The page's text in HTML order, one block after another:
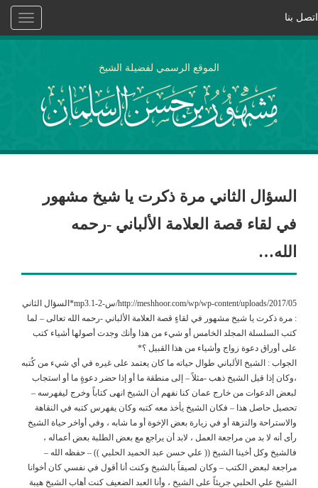
Toggle
اتصل بنا
الموقع الرسمي لفضيلة الشيخ
السؤال الثاني مرة ذكرت يا شيخ مشهور
في لقاء قصة العلامة الألباني -رحمه
الله…
http://meshhoor.com/wp/wp-content/uploads/2017/05/س-2-1.mp3*السؤال الثاني
: مرة ذكرت يا شيخ مشهور في لقاءٍ قصة العلامة الألباني -رحمه الله تعالى – لما
كتب السلسلة المجلد الخامس أو شيء من هذا وأنك وجدت أصولها أشياء كتب
على أوراق دعوة زواج وأشياء من هذا القبيل ؟*
الجواب : الشيخ الألباني طوال حياته ما كان يعتمد على غيره في أي شيء من كُتبه
،وكان إذا قيل الشيخ ذهب -مثلاً – إلى منطقة ما أو إذا حضر دعوةٍ ما أو استجاب
لبعض الدعوات من خارج عمان كنا نفهم أن الشيخ انهى كتاباً وخرج ليفهرسه –
تحصيل حاصل هذا – فكان الشيخ يأخذ معه كتبه وكان يفهرس كتبه في النقاهة
والاستراحة والنزهة أو في زيارة بعض الإخوة أو ما شابه ، وفي أواخر حياة الشيخ
رأى أنه لا بد من مراجعة العمل ، لابد أن يراجع مع بعض الطلبة بعض أعماله ،
فالشيخ وكل أخينا الشيخ (( علي حسن عبد الحميد الحلبي )) – حفظه الله –
مراجعة لبعض الكتب – وكان لصيقاً بالشيخ وكنت أنا أقول في نفسي كان أخوانا
الشيخ علي الحلبي جريئاً على الشيخ ، وأنا العبد الضعيف كنت أهاب الشيخ هيبة